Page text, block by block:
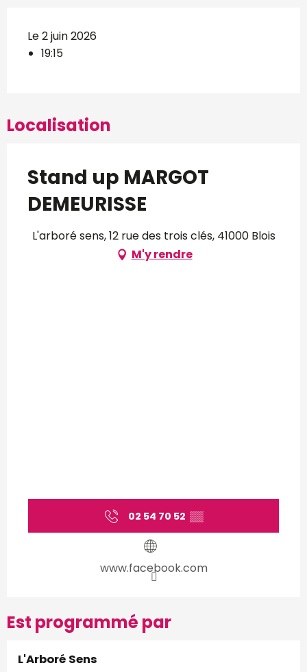
Le 2 juin 2026
19:15
Localisation
Stand up MARGOT
DEMEURISSE
L'arboré sens, 12 rue des trois clés, 41000 Blois
M'y rendre
02 54 70 52 ▒▒
www.facebook.com
Est programmé par
L'Arboré Sens